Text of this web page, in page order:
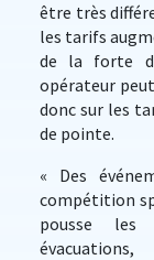
être très
les tarifs
de la forte
opérateur
donc sur les
de pointe.
« Des
compétition
pousse les